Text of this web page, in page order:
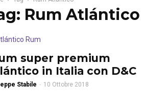
Rum Atlántico
super premium
in Italia con D&C
Stabile - 10 Ottobre 2018